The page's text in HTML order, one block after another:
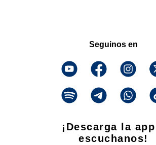
Seguinos en
¡Descarga la
escuchanos!